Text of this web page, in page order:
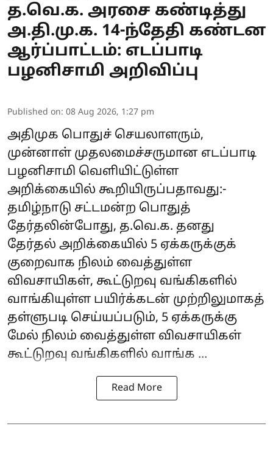
த.வெ.க. அரசை கண்டித்து
அ.தி.மு.க. 14-ந்தேதி கண்டன
ஆர்ப்பாட்டம்: எடப்பாடி
பழனிசாமி அறிவிப்பு
Published on: 08 Aug 2026, 1:27 pm
அதிமுக பொதுச் செயலாளரும்,
முன்னாள் முதலமைச்சருமான எடப்பாடி
பழனிசாமி வெளியிட்டுள்ள
அறிக்கையில் கூறியிருப்பதாவது:-
தமிழ்நாடு சட்டமன்ற பொதுத்
தேர்தலின்போது, த.வெ.க. தனது
தேர்தல் அறிக்கையில் 5 ஏக்கருக்குக்
குறைவாக நிலம் வைத்துள்ள
விவசாயிகள், கூட்டுறவு வங்கிகளில்
வாங்கியுள்ள பயிர்க்கடன் முற்றிலுமாகத்
தள்ளுபடி செய்யப்படும், 5 ஏக்கருக்கு
மேல் நிலம் வைத்துள்ள விவசாயிகள்
கூட்டுறவு வங்கிகளில் வாங்க ...
Read More